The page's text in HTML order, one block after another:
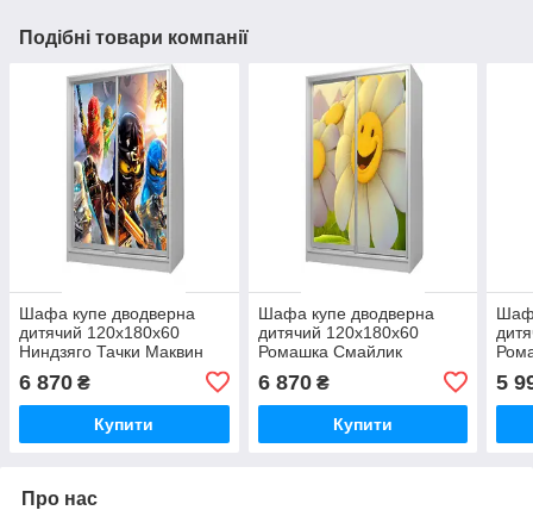
Подібні товари компанії
Шафа купе дводверна
дитячий 120х180х60
Ниндзяго Тачки Маквин
Cars McQueen
6 870 ₴
Купити
Шафа купе дводверна
дитячий 120х180х60
Ромашка Смайлик
6 870₴
Купити
5
Про нас